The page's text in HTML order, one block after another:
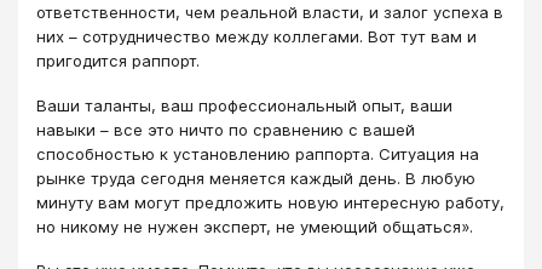
ответственности, чем реальной власти, и залог успеха в
них – сотрудничество между коллегами. Вот тут вам и
пригодится раппорт.
Ваши таланты, ваш профессиональный опыт, ваши
навыки – все это ничто по сравнению с вашей
способностью к установлению раппорта. Ситуация на
рынке труда сегодня меняется каждый день. В любую
минуту вам могут предложить новую интересную работу,
но никому не нужен эксперт, не умеющий общаться».